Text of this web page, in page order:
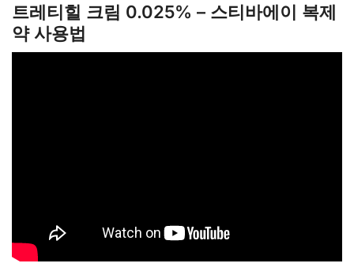
트레티힐 크림 0.025% – 스티바에이 복제
약 사용법